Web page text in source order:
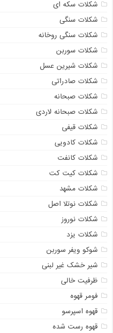
شکلات سکه ای
شکلات سنگی
شکلات سنگی روخانه
شکلات سوربن
شکلات شیرین عسل
شکلات صادراتی
شکلات صبحانه
شکلات صبحانه لاردی
شکلات قیفی
شکلات کادویی
شکلات کانفت
شکلات کیت کت
شکلات مشهد
شکلات نوتلا اصل
شکلات نوروز
شکلات یزد
شوکو ویفر سوربن
شیر خشک غیر لبنی
ظرفیت خالی
فومر قهوه
قهوه اسپرسو
قهوه رست شده